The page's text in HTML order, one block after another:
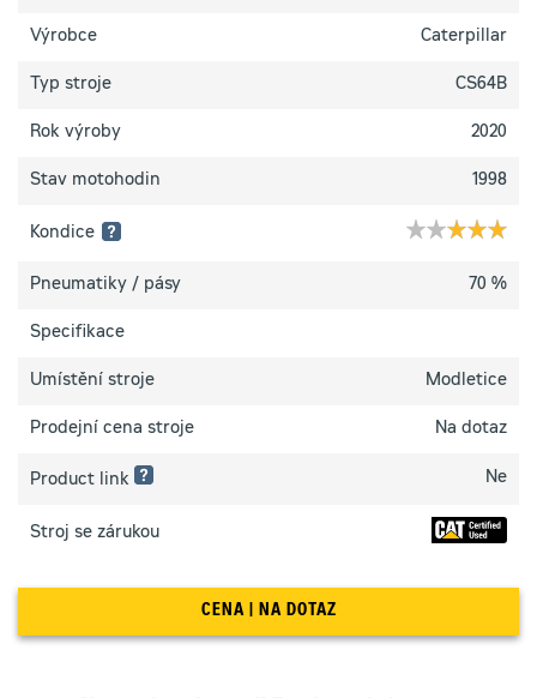
Výrobce Caterpillar
Typ stroje CS64B
Rok výroby 2020
Stav motohodin 1998
Kondice
1 hvězdička:
zařízení
plně
funkční
2 hvězdičky:
stav
je
na
Pneumatiky / pásy 70 %
Specifikace
Umístění stroje Modletice
Prodejní cena stroje Na dotaz
Product link Ne
Stroj se zárukou
CENA | NA DOTAZ